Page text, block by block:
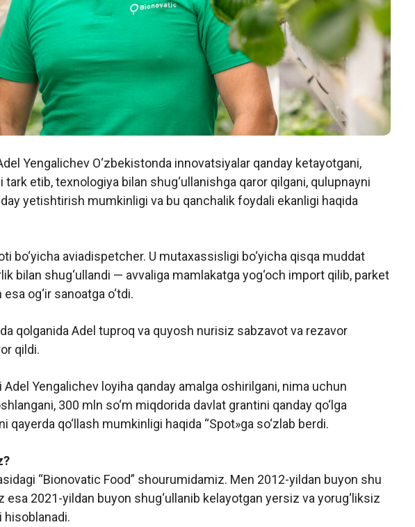
Yengalichev O‘zbekistonda innovatsiyalar qanday ketayotgani,
tark etib, texnologiya bilan shug‘ullanishga qaror qilgani, qulupnayni
yetishtirish mumkinligi va bu qanchalik foydali ekanligi haqida
bo‘yicha aviadispetcher. U mutaxassisligi bo‘yicha qisqa muddat
bilan shug‘ullandi — avvaliga mamlakatga yog‘och import qilib, parket
og‘ir sanoatga o‘tdi.
qolganida Adel tuproq va quyosh nurisiz sabzavot va rezavor
qildi.
Yengalichev loyiha qanday amalga oshirilgani, nima uchun
300 mln so‘m miqdorida davlat grantini qanday qo‘lga
qayerda qo‘llash mumkinligi haqida “Spot»ga so‘zlab berdi.
“Bionovatic Food” shourumidamiz. Men 2012-yildan buyon shu
2021-yildan buyon shug‘ullanib kelayotgan yersiz va yorug‘liksiz